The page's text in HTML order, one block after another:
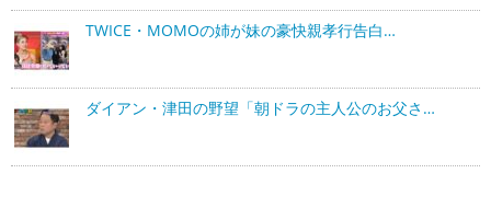
TWICE・MOMOの姉が妹の豪快親孝行告白…
ダイアン・津田の野望「朝ドラの主人公のお父さ…